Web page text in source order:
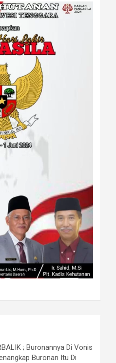
; Buronannya Di Vonis
Buronan Itu Di